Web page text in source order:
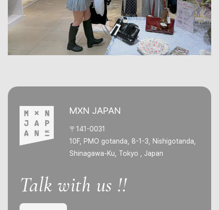
MXN JAPAN
〒141-0031
10F, PMO gotanda, 8-1-3, Nishigotanda,
Shinagawa-Ku, Tokyo , Japan
Talk with us !!